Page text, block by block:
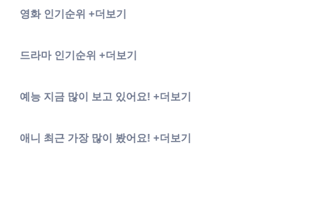
영화인기순위 +더보기
소녀심판
드라마인기순위 +더보기
동궁
예능 지금 많이 보고 있어요! +더보기
불꽃야구
애니 최근 가장 많이 봤어요! +더보기
주술회전 3기 사멸회유 전편